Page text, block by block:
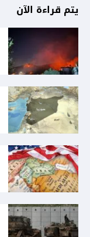
يتم قراءة الآن